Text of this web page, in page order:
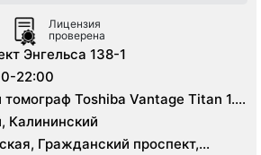
Лицензия
проверена
Энгельса 138-1
22:00
Toshiba Vantage Titan 1.5
CX 64 среза, УЗИ
рентген
Калининский
Гражданский проспект,